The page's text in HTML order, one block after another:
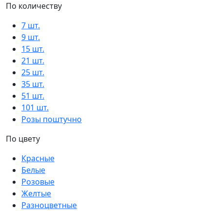
По количеству
7 шт.
9 шт.
15 шт.
21 шт.
25 шт.
35 шт.
51 шт.
101 шт.
Розы поштучно
По цвету
Красные
Белые
Розовые
Желтые
Разноцветные